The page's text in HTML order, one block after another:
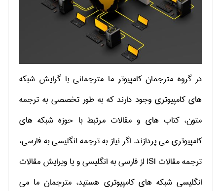
در گروه مترجمان کامپیوتر ما مترجمانی با گرایش شبکه
های کامپیوتری وجود دارند که به طور تخصصی به ترجمه
متون، کتاب های و مقالات مرتبط با حوزه شبکه های
کامپیوتری می پردازند. اگر نیاز به ترجمه انگلیسی به فارسی،
ترجمه مقالاتISIاز فارسی به انگلیسی و یا ویرایش مقالات
انگلیسی شبکه های کامپیوتری هستید، مترجمان ما می